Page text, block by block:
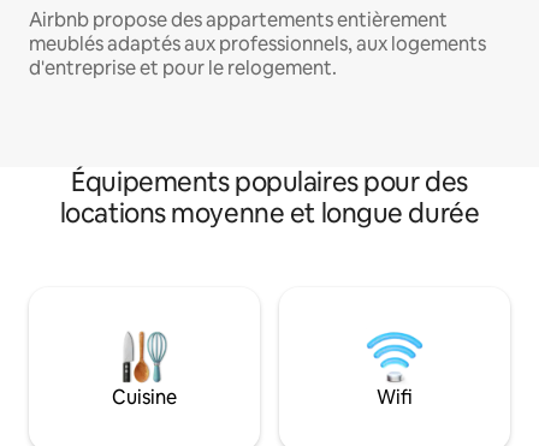
Airbnb propose des appartements entièrement
meublés adaptés aux professionnels, aux logements
d'entreprise et pour le relogement.
Équipements populaires pour des
locations moyenne et longue durée
Cuisine Wifi